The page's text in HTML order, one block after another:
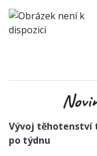
Vývoj těhotenství
po týdnu